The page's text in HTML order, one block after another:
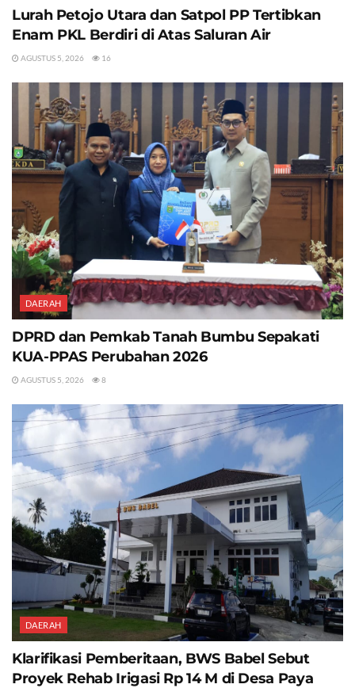
Lurah Petojo Utara dan Satpol PP Tertibkan
Enam PKL Berdiri di Atas Saluran Air
AGUSTUS 5, 2026 16
DAERAH
DPRD dan Pemkab Tanah Bumbu Sepakati
KUA-PPAS Perubahan 2026
AGUSTUS 5, 2026 8
DAERAH
Klarifikasi Pemberitaan, BWS Babel Sebut
Proyek Rehab Irigasi Rp 14 M di Desa Paya